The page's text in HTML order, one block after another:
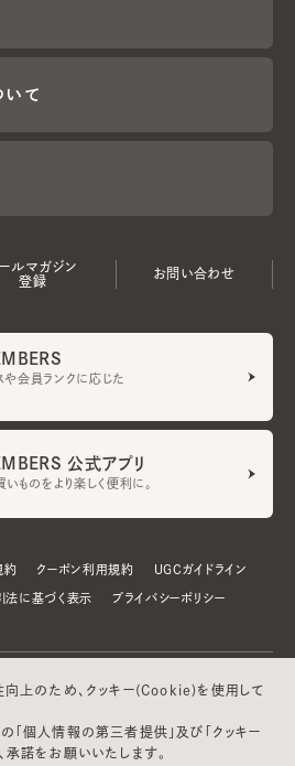
て
ールマガジン
登録
お問い合わせ
や会員ランクに応じた
公式アプリ
ものをより楽しく便利に。
約 クーポン利用規約 UGCガイドライン
法に基づく表示 プライバシーポリシー
向上のため、クッキー(Cookie)を使用して
「個人情報の第三者提供」及び「クッキー
承諾をお願いいたします。